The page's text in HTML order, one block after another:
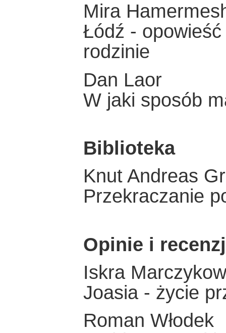
Mira
Łódź -
rodzinie
Dan Laor
W jaki sposób
Biblioteka
Knut Andreas
Przekraczanie
Opinie i
Iskra
Joasia - życie
Roman Włodek